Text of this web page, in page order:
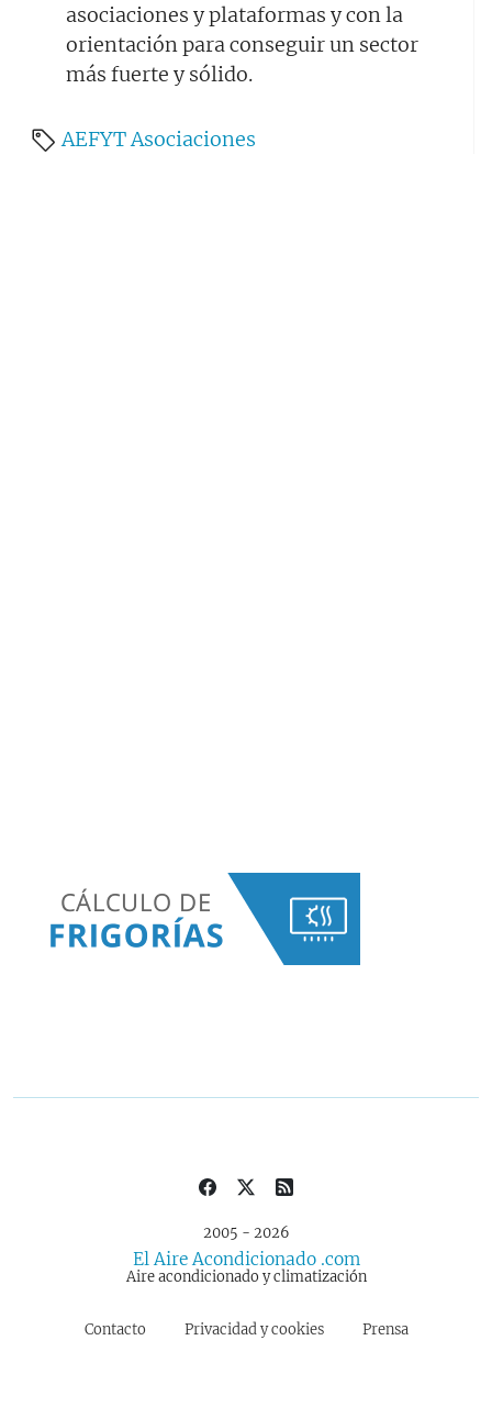
asociaciones y plataformas y con la
orientación para conseguir un sector
más fuerte y sólido.
AEFYTAsociaciones
2005 - 2026
El Aire Acondicionado .com
Aire acondicionado y climatización
Contacto Privacidad y cookies Prensa